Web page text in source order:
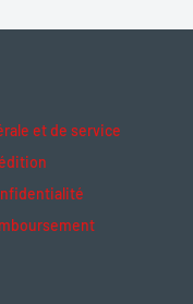
et de service